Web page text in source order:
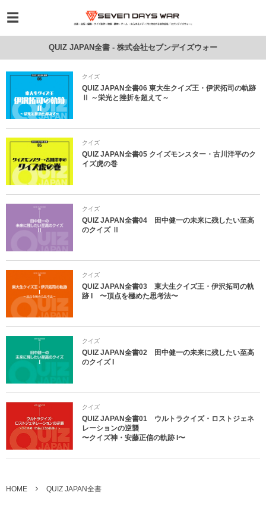
QUIZ JAPAN全書 - 株式会社セブンデイズウォー
クイズ
QUIZ JAPAN全書06 東大生クイズ王・伊沢拓司の軌跡
Ⅱ ～栄光と挫折を超えて～
クイズ
QUIZ JAPAN全書05 クイズモンスター・古川洋平のク
イズ虎の巻
クイズ
QUIZ JAPAN全書04 田中健一の未来に残したい至高
のクイズ Ⅱ
クイズ
QUIZ JAPAN全書03 東大生クイズ王・伊沢拓司の軌
跡 I 〜頂点を極めた思考法〜
クイズ
QUIZ JAPAN全書02 田中健一の未来に残したい至高
のクイズ I
クイズ
QUIZ JAPAN全書01 ウルトラクイズ・ロストジェネ
レーションの逆襲
〜クイズ神・安藤正信の軌跡 I〜
HOME QUIZ JAPAN全書